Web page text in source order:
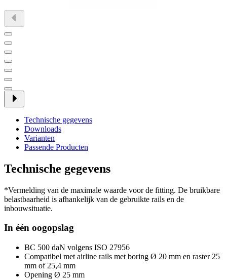
Technische gegevens
Downloads
Varianten
Passende Producten
Technische gegevens
*Vermelding van de maximale waarde voor de fitting. De bruikbare
belastbaarheid is afhankelijk van de gebruikte rails en de
inbouwsituatie.
In één oogopslag
BC 500 daN volgens ISO 27956
Compatibel met airline rails met boring Ø 20 mm en raster 25
mm of 25,4 mm
Opening Ø 25 mm